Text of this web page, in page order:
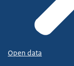
Open data